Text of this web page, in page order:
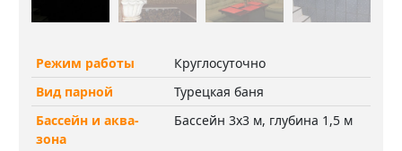
Режим работы
Круглосуточно
Вид парной
Турецкая баня
Бассейн и аква-
зона
Бассейн 3х3 м, глубина 1,5 м